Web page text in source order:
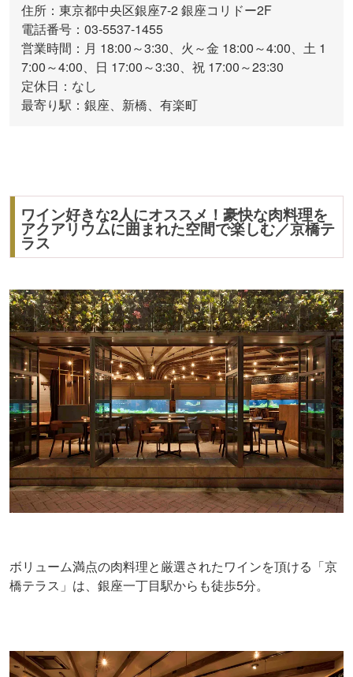
住所：東京都中央区銀座7-2 銀座コリドー2F
電話番号：03-5537-1455
営業時間：月 18:00～3:30、火～金 18:00～4:00、土 1
7:00～4:00、日 17:00～3:30、祝 17:00～23:30
定休日：なし
最寄り駅：銀座、新橋、有楽町
ワイン好きな2人にオススメ！豪快な肉料理を
アクアリウムに囲まれた空間で楽しむ／京橋テ
ラス
ボリューム満点の肉料理と厳選されたワインを頂ける「京
橋テラス」は、銀座一丁目駅からも徒歩5分。